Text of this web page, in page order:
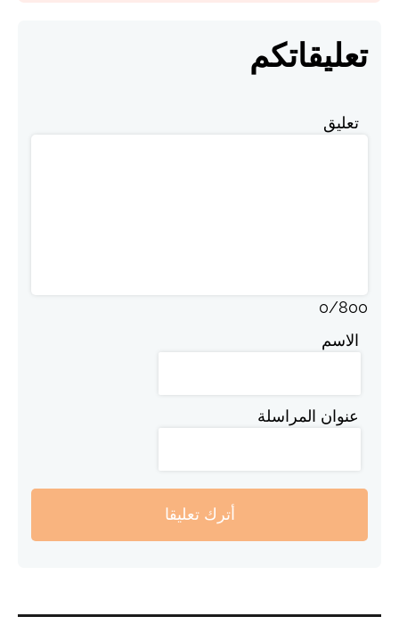
تعليقاتكم
تعليق
0/800
الاسم
عنوان المراسلة
أترك تعليقا